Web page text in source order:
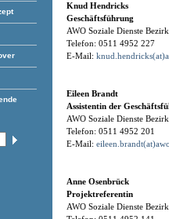
Knud Hendricks
Geschäftsführung
AWO Soziale Dienste
Telefon: 0511 4952 227
E-Mail:
Eileen Brandt
Assistentin der
AWO Soziale Dienste
Telefon: 0511 4952 201
E-Mail:
Anne Osenbrück
Projektreferentin
AWO Soziale Dienste